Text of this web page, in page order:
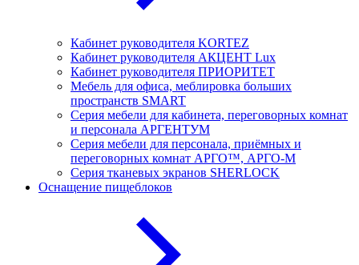
Кабинет руководителя KORTEZ
Кабинет руководителя АКЦЕНТ Lux
Кабинет руководителя ПРИОРИТЕТ
Мебель для офиса, меблировка больших
пространств SMART
Серия мебели для кабинета, переговорных комнат
и персонала АРГЕНТУМ
Серия мебели для персонала, приёмных и
переговорных комнат АРГО™, АРГО-М
Серия тканевых экранов SHERLOCK
Оснащение пищеблоков